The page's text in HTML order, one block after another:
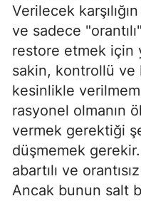
Verilecek
ve sadece "orantılı"
restore etmek için
sakin, kontrollü ve
kesinlikle
rasyonel olmanın
vermek gerektiği
düşmemek
abartılı ve
Ancak bunun salt